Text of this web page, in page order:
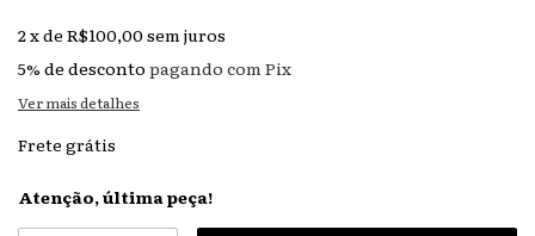
2xde R$100,00 sem juros
5% de desconto pagando com Pix
Ver mais detalhes
Frete grátis
Atenção, última peça!